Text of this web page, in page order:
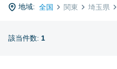
地域: 全国 関東 埼玉県
該当件数: 1